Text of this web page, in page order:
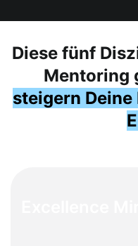
Diese fünf
Mentoring
steigern Deine